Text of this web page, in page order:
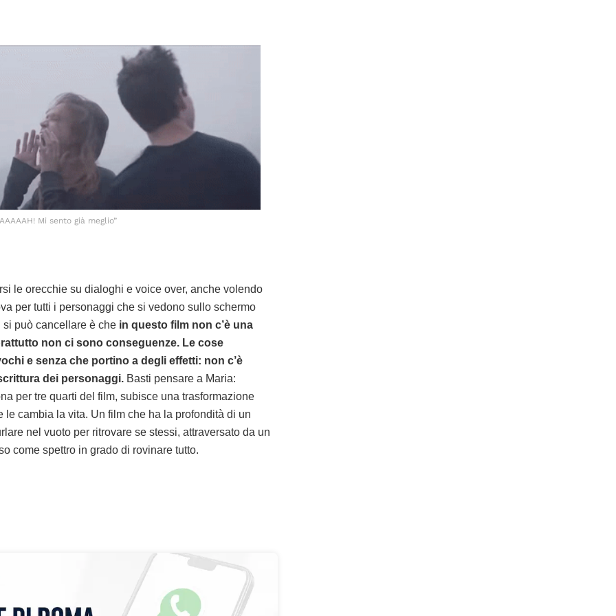
Mi sento già meglio”
le orecchie su dialoghi e voice over, anche volendo
per tutti i personaggi che si vedono sullo schermo
può cancellare è che in questo film non c’è una
non ci sono conseguenze. Le cose
e senza che portino a degli effetti: non c’è
dei personaggi. Basti pensare a Maria:
per tre quarti del film, subisce una trasformazione
cambia la vita. Un film che ha la profondità di un
nel vuoto per ritrovare se stessi, attraversato da un
come spettro in grado di rovinare tutto.